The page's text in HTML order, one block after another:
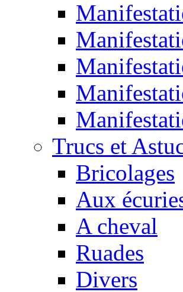
Trucs et
Bricolages
Aux
A cheval
Ruades
Divers